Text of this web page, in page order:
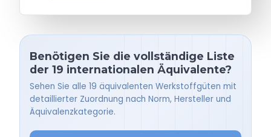
Benötigen Sie die vollständige Liste
der 19 internationalen Äquivalente?
Sehen Sie alle 19 äquivalenten Werkstoffgüten mit
detaillierter Zuordnung nach Norm, Hersteller und
Äquivalenzkategorie.